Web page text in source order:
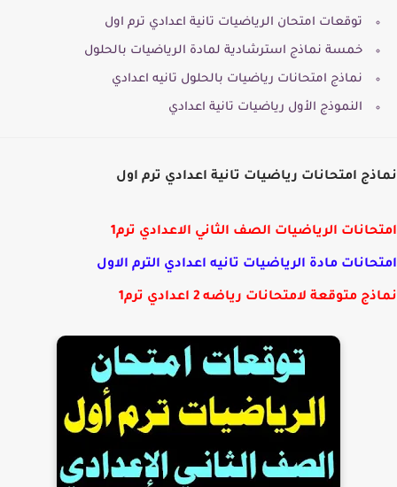
توقعات امتحان الرياضيات تانية اعدادي ترم اول
خمسة نماذج استرشادية لمادة الرياضيات بالحلول
نماذج امتحانات رياضيات بالحلول تانيه اعدادي
النموذج الأول رياضيات تانية اعدادي
امتحانات رياضيات تانية اعدادي ترم اول
الرياضيات الصف الثاني الاعدادي ترم1
مادة الرياضيات تانيه اعدادي الترم الاول
متوقعة لامتحانات رياضه 2 اعدادي ترم1